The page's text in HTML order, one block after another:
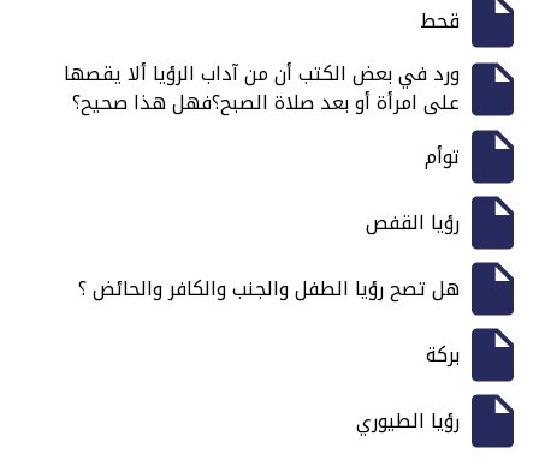
قحط
ورد في بعض الكتب أن من آداب الرؤيا ألا يقصها
على امرأة أو بعد صلاة الصبح؟فهل هذا صحيح؟
توأم
رؤيا القفص
هل تصح رؤيا الطفل والجنب والكافر والحائض ؟
بركة
رؤيا الطيوري